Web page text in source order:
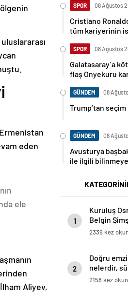
uluslararası
eden
ele
Aliyev,
SPOR 08 Ağustos
Cristiano
tüm kariyerinin
SPOR 08 Ağustos
Galatasaray’a
flaş Onyekuru
GÜNDEM 08
Trump’tan
GÜNDEM 08
Avusturya
ile ilgili
1
Kuruluş
Belgin
uğradığı
2339 kez
2
Doğru
nelerdir,
anlaşılır?
2158 kez